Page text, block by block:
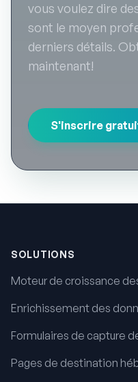
vous voulez dire
sont le moyen
derniers détails.
maintenant!
S'inscrire
SOLUTIONS
Moteur de croissance
Enrichissement des
Formulaires de capture
Pages de destination